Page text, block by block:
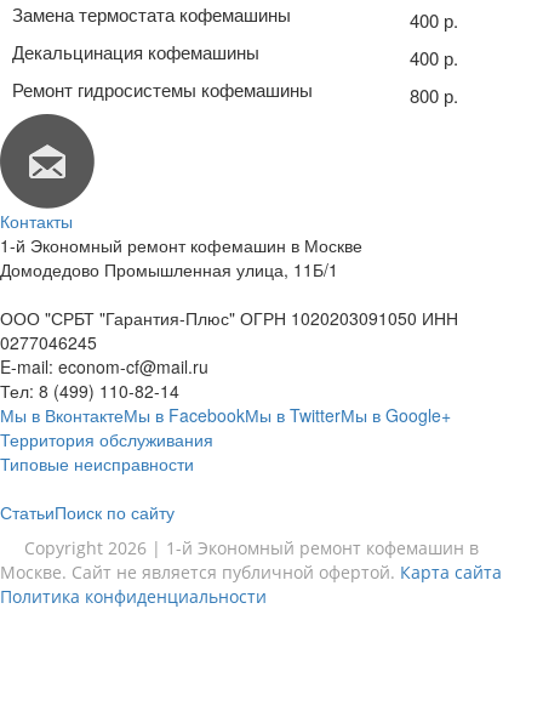
Замена термостата кофемашины
400 р.
Декальцинация кофемашины
400 р.
Ремонт гидросистемы кофемашины
800 р.
Контакты
1-й Экономный ремонт кофемашин в Москве
Домодедово Промышленная улица, 11Б/1
ООО "СРБТ "Гарантия-Плюс" ОГРН 1020203091050 ИНН
0277046245
E-mail: econom-cf@mail.ru
Тел: 8 (499) 110-82-14
Мы в ВконтактеМы в FacebookМы в TwitterМы в Google+
Территория обслуживания
Типовые неисправности
СтатьиПоиск по сайту
Copyright 2026 | 1-й Экономный ремонт кофемашин в
Москве. Сайт не является публичной офертой. Карта сайта
Политика конфиденциальности